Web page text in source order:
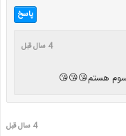
پاسخ
4 سال قبل
هستم😘😘😘
4 سال قبل